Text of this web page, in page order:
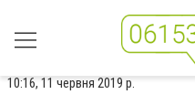
10:16, 11 червня 2019 р.